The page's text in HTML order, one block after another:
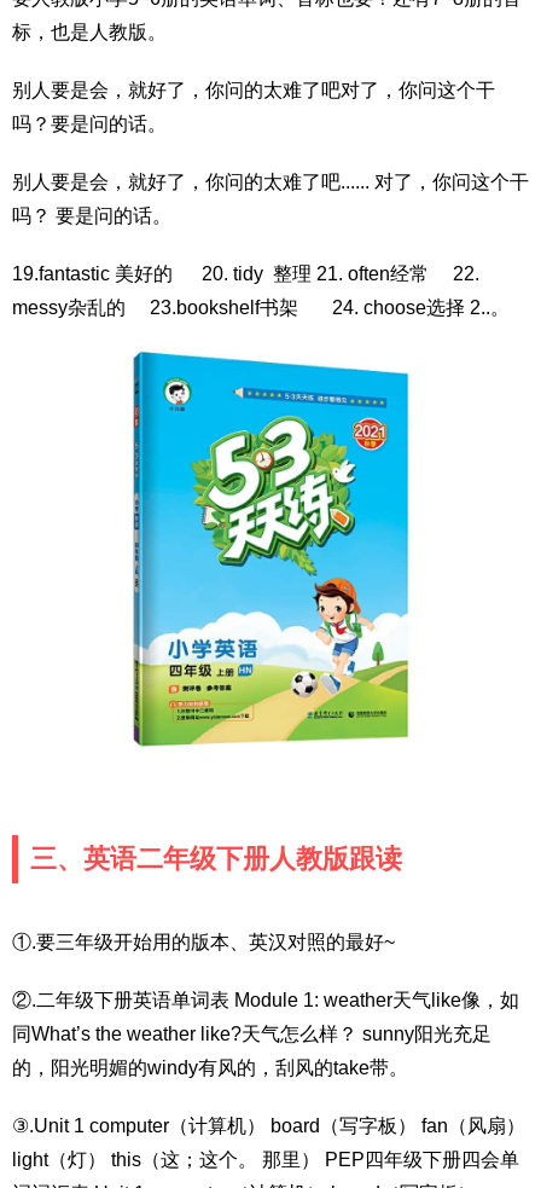
标，也是人教版。
别人要是会，就好了，你问的太难了吧对了，你问这个干
吗？要是问的话。
别人要是会，就好了，你问的太难了吧...... 对了，你问这个干
吗？ 要是问的话。
19.fantastic 美好的 20. tidy 整理 21. often经常 22.
messy杂乱的 23.bookshelf书架 24. choose选择 2..。
三、英语二年级下册人教版跟读
①.要三年级开始用的版本、英汉对照的最好~
②.二年级下册英语单词表 Module 1: weather天气like像，如
同What’s the weather like?天气怎么样？ sunny阳光充足
的，阳光明媚的windy有风的，刮风的take带。
③.Unit 1 computer（计算机） board（写字板） fan（风扇）
light（灯） this（这；这个。 那里） PEP四年级下册四会单